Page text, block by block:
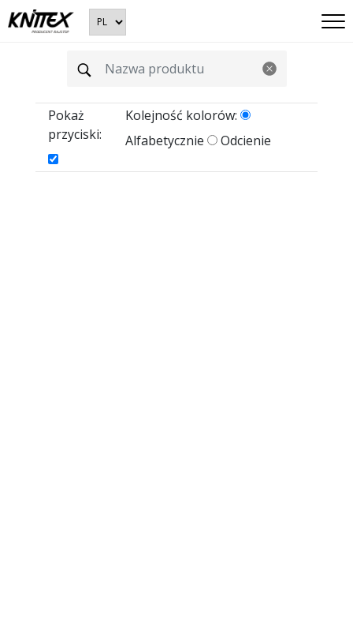
Pokaż
przyciski:
Kolejność kolorów:
Alfabetycznie
Odcienie